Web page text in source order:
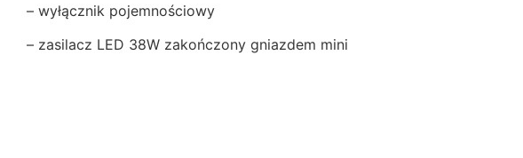
– wyłącznik pojemnościowy
– zasilacz LED 38W zakończony gniazdem mini